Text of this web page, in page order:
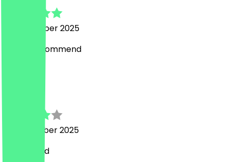
10. Dezember 2025
Would recommend
21. November 2025
Lovely food